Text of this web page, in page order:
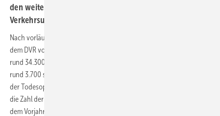
den weiterhin erheblichen Risiken von alkoholbedingten
Verkehrsunfällen.
Nach vorläufigen Zahlen des Statistischen Bundesamtes (Destatis), die
dem DVR vorliegen, ereigneten sich im Jahr 2025 in Deutschland
rund 34.300 Alkoholunfälle. Dabei wurden 166 Menschen getötet,
rund 3.700 schwer und etwa 13.800 leicht verletzt. Zwar sank die Zahl
der Todesopfer infolge von Alkoholunfällen um rund 16 Prozent und
die Zahl der Schwerverletzten um etwa sieben Prozent gegenüber
dem Vorjahr. Dennoch bleibt die Bilanz erschütternd: Statistisch